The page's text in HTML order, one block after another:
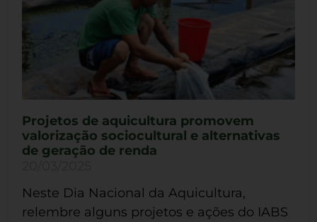
Projetos de aquicultura promovem
valorização sociocultural e alternativas
de geração de renda
Neste Dia Nacional da Aquicultura,
relembre alguns projetos e ações do IABS